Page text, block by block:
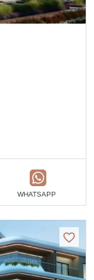
WHATSAPP